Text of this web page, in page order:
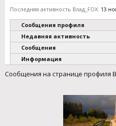
Последняя активность Влад_FOX: 13
Сообщения профиля
Недавняя активность
Сообщения
Информация
Сообщения на странице профиля